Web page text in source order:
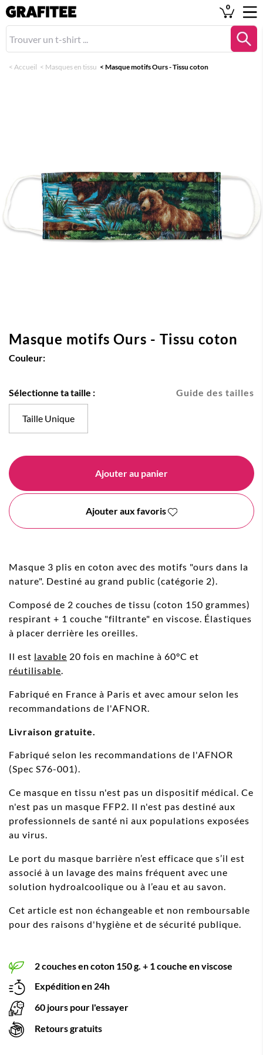
0
< Accueil < Masques en tissu < Masque motifs Ours - Tissu coton
Masque motifs Ours - Tissu coton
Couleur:
Guide des tailles
Sélectionne ta taille :
Taille Unique
Ajouter au panier
Ajouter aux favoris
Masque 3 plis en coton avec des motifs "ours dans la
nature". Destiné au grand public (catégorie 2).
Composé de 2 couches de tissu (coton 150 grammes)
respirant + 1 couche "filtrante" en viscose. Élastiques
à placer derrière les oreilles.
Il est lavable 20 fois en machine à 60°C et
réutilisable.
Fabriqué en France à Paris et avec amour selon les
recommandations de l'AFNOR.
Livraison gratuite.
Fabriqué selon les recommandations de l'AFNOR
(Spec S76-001).
Ce masque en tissu n'est pas un dispositif médical. Ce
n'est pas un masque FFP2. Il n'est pas destiné aux
professionnels de santé ni aux populations exposées
au virus.
Le port du masque barrière n’est efficace que s’il est
associé à un lavage des mains fréquent avec une
solution hydroalcoolique ou à l’eau et au savon.
Cet article est non échangeable et non remboursable
pour des raisons d'hygiène et de sécurité publique.
2 couches en coton 150 g. + 1 couche en viscose
Expédition en 24h
60 jours pour l'essayer
Retours gratuits